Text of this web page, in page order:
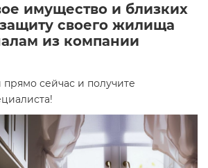
имущество и близких
своего жилища
из компании
сейчас и получите